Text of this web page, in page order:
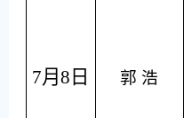
7月8日 郭 浩